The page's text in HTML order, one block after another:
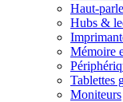
Haut-
Hubs &
Mémoire
Tablettes
Moniteurs